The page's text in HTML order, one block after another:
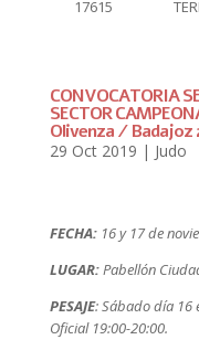
17615
CONVOCATORIA
SECTOR
Olivenza / Badajoz
29 Oct 2019 | Judo
FECHA:16 y 17 de
LUGAR:Pabellón
PESAJE: Sábado día 16
Oficial 19:00-20:00.